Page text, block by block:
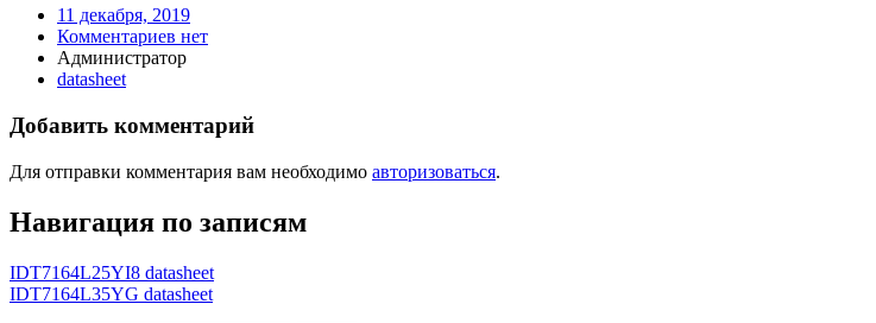
11 декабря, 2019
Комментариев нет
Администратор
datasheet
Добавить комментарий
Для отправки комментария вам необходимо авторизоваться.
Навигация по записям
IDT7164L25YI8 datasheet
IDT7164L35YG datasheet